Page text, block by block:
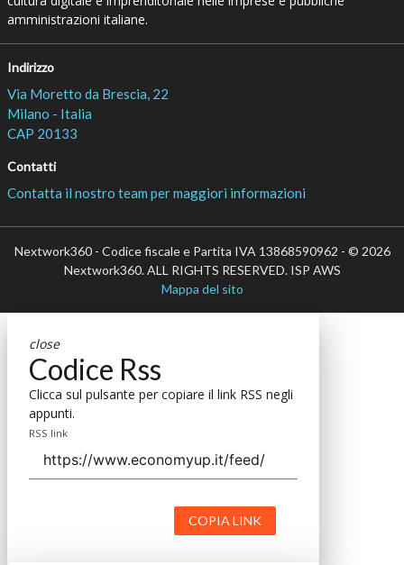
amministrazioni italiane.
Indirizzo
Via Moretto da Brescia, 22
Milano - Italia
CAP 20133
Contatti
Contatta il nostro team per maggiori informazioni
Nextwork360 - Codice fiscale e Partita IVA 13868590962 - © 2026
Nextwork360. ALL RIGHTS RESERVED. ISP AWS
Mappa del sito
close
Codice Rss
Clicca sul pulsante per copiare il link RSS negli
appunti.
RSS link
COPIA LINK